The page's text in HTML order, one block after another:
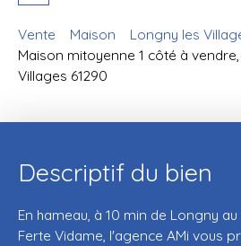
Vente Maison
Longny les
Maison mitoyenne 1 côté à
Villages 61290
Descriptif du bien
En hameau, à 10 min de Longny
Ferte Vidame, l'agence AMi vous